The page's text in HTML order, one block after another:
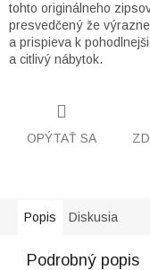
tohto originálneho
presvedčený že
a prispieva k
a citlivý nábytok.
OPÝTAŤ SA
Popis Diskusia
Podrobný popis